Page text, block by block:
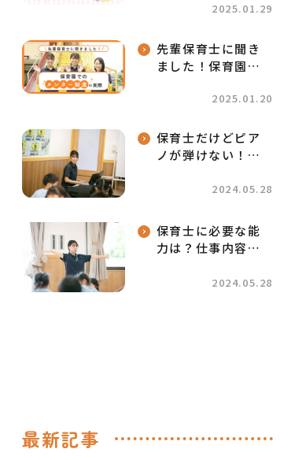
保育士の一日
2025.01.29
先輩保育士に聞き
ました！保育園で
2025.01.20
保育士だけどピア
ノが弾けない！練
2024.05.28
保育士に必要な能
力は？仕事内容や
2024.05.28
最新記事